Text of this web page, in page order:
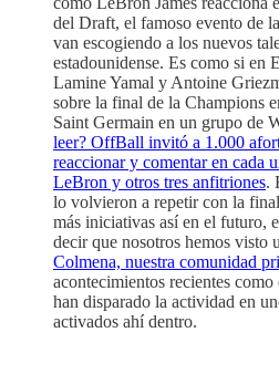
del Draft, el famoso evento de
van escogiendo a los nuevos
estadounidense. Es como si en
Lamine Yamal y Antoine
sobre la final de la Champions
Saint Germain en un grupo de
leer? OffBall invitó a 1.000
reaccionar y comentar en cada
LeBron y otros tres anfitriones.
lo volvieron a repetir con la
más iniciativas así en el futuro,
decir que nosotros hemos visto
Colmena, nuestra comunidad
acontecimientos recientes
han disparado la actividad en
activados ahí dentro.